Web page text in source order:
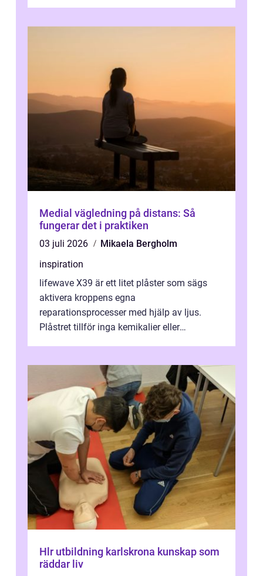
Medial vägledning på distans: Så
fungerar det i praktiken
03 juli 2026
Mikaela Bergholm
inspiration
lifewave X39 är ett litet plåster som sägs
aktivera kroppens egna
reparationsprocesser med hjälp av ljus.
Plåstret tillför inga kemikalier eller
Hlr utbildning karlskrona kunskap som
räddar liv